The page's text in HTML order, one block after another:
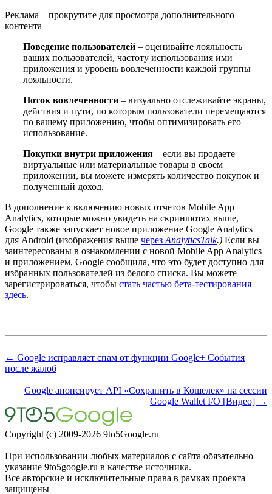
Реклама – прокрутите для просмотра дополнительного
контента
Поведение пользователей – оценивайте лояльность
ваших пользователей, частоту использования ими
приложения и уровень вовлеченности каждой группы
лояльности.
Поток вовлеченности – визуально отслеживайте экраны,
действия и пути, по которым пользователи перемещаются
по вашему приложению, чтобы оптимизировать его
использование.
Покупки внутри приложения – если вы продаете
виртуальные или материальные товары в своем
приложении, вы можете измерять количество покупок и
полученный доход.
В дополнение к включению новых отчетов Mobile App
Analytics, которые можно увидеть на скриншотах выше,
Google также запускает новое приложение Google Analytics
для Android (изображения выше через AnalyticsTalk.) Если вы
заинтересованы в ознакомлении с новой Mobile App Analytics
и приложением, Google сообщила, что это будет доступно для
избранных пользователей из белого списка. Вы можете
зарегистрироваться, чтобы стать частью бета-тестирования
здесь.
← Google исправляет спам от функции Google+ События
после жалоб
Google анонсирует API «Сохранить в Кошелек» на сессии
Google Wallet I/O [Видео] →
Copyright (c) 2009-2026 9to5Google.ru
При использовании любых материалов с сайта обязательно
указание 9to5google.ru в качестве источника.
Все авторские и исключительные права в рамках проекта
защищены